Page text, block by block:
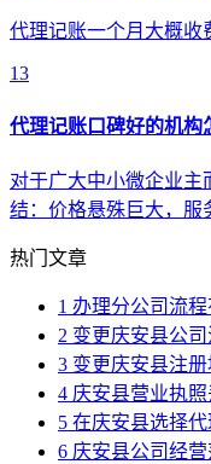
代理记账一个月大概收
13
代理记账口碑好的机构
对于广大中小微企业主
结：价格悬殊巨大，服
热门文章
1 办理分公司流
2 变更庆安县公
3 变更庆安县注
4 庆安县营业执
5 在庆安县选择代
6 庆安县公司经营